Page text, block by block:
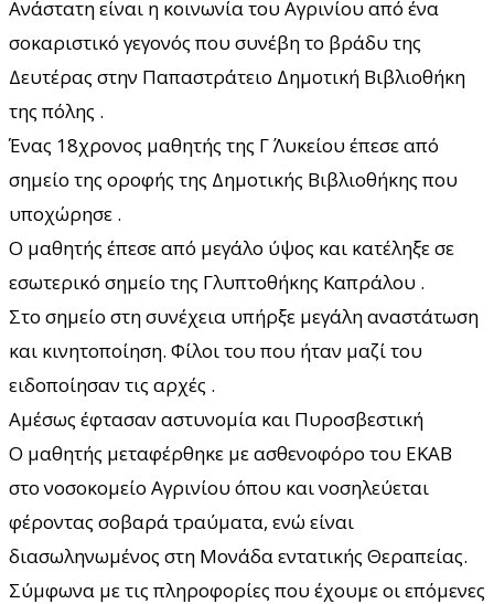
Ανάστατη είναι η κοινωνία του Αγρινίου από ένα
σοκαριστικό γεγονός που συνέβη το βράδυ της
Δευτέρας στην Παπαστράτειο Δημοτική Βιβλιοθήκη
της πόλης .
Ένας 18χρονος μαθητής της Γ΄ Λυκείου έπεσε από
σημείο της οροφής της Δημοτικής Βιβλιοθήκης που
υποχώρησε .
Ο μαθητής έπεσε από μεγάλο ύψος και κατέληξε σε
εσωτερικό σημείο της Γλυπτοθήκης Καπράλου .
Στο σημείο στη συνέχεια υπήρξε μεγάλη αναστάτωση
και κινητοποίηση. Φίλοι του που ήταν μαζί του
ειδοποίησαν τις αρχές .
Αμέσως έφτασαν αστυνομία και Πυροσβεστική
Ο μαθητής μεταφέρθηκε με ασθενοφόρο του ΕΚΑΒ
στο νοσοκομείο Αγρινίου όπου και νοσηλεύεται
φέροντας σοβαρά τραύματα, ενώ είναι
διασωληνωμένος στη Μονάδα εντατικής Θεραπείας.
Σύμφωνα με τις πληροφορίες που έχουμε οι επόμενες